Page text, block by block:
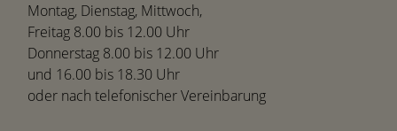
Montag, Dienstag, Mittwoch,
Freitag 8.00 bis 12.00 Uhr
Donnerstag 8.00 bis 12.00 Uhr
und 16.00 bis 18.30 Uhr
oder nach telefonischer Vereinbarung